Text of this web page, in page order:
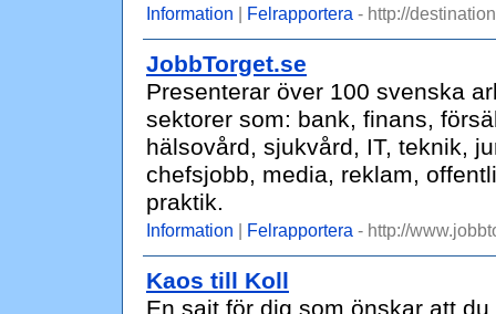
Information | Felrapportera - http://
JobbTorget.se
Presenterar över 100 svenska
sektorer som: bank, finans,
hälsovård, sjukvård, IT, teknik,
chefsjobb, media, reklam,
praktik.
Information | Felrapportera - http://
Kaos till Koll
En sajt för dig som önskar att